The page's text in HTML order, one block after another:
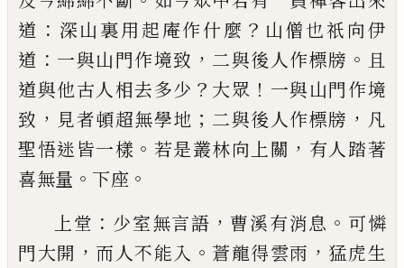
道 ： 深山裏用起庵作什麼 ？ 山僧也祇向伊
道 ： 一與山門作境致 ， 二與後人作標牓 。 且
道與他古人相去多少 ？ 大眾 ！ 一與山門作境
致 ， 見者頓超無學地 ； 二與後人作標牓 ， 凡
聖悟迷皆一樣 。 若是叢林向上關 ， 有人踏著
喜無量 。 下座 。
上堂 ： 少室無言語 ， 曹溪有消息 。 可憐
門大開 ， 而人不能入 。 蒼龍得雲雨 ， 猛虎生